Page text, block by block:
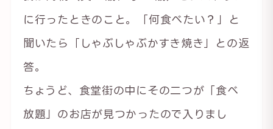
に行ったときのこと。「何食べたい？」と
聞いたら「しゃぶしゃぶかすき焼き」との返
答。
ちょうど、食堂街の中にその二つが「食べ
放題」のお店が見つかったので入りまし